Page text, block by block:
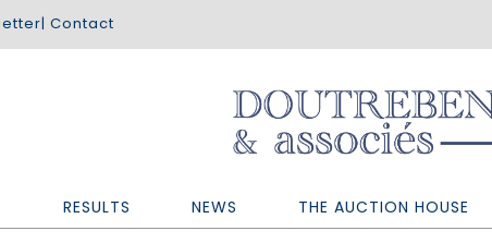
| Contact
RESULTS NEWS THE AUCTION HOUSE